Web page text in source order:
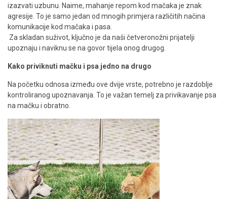
izazvati uzbunu. Naime, mahanje repom kod mačaka je znak
agresije. To je samo jedan od mnogih primjera različitih načina
komunikacije kod mačaka i pasa.
Za skladan suživot, ključno je da naši četveronožni prijatelji
upoznaju i naviknu se na govor tijela onog drugog.
Kako priviknuti mačku i psa jedno na drugo
Na početku odnosa između ove dvije vrste, potrebno je razdoblje
kontroliranog upoznavanja. To je važan temelj za privikavanje psa
na mačku i obratno.